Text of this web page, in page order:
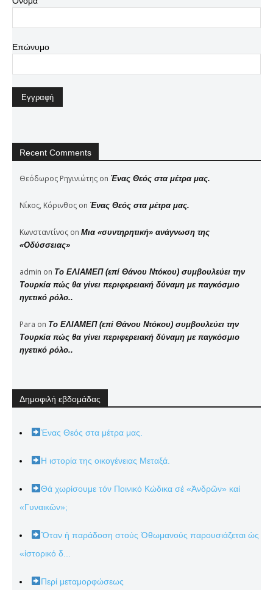
Επώνυμο
Recent Comments
Θεόδωρος Ρηγινιώτης on Ένας Θεός στα μέτρα μας.
Νίκος, Κόρινθος on Ένας Θεός στα μέτρα μας.
Κωνσταντίνος on Μια «συντηρητική» ανάγνωση της
«Οδύσσειας»
admin on Το ΕΛΙΑΜΕΠ (επί Θάνου Ντόκου) συμβουλεύει την
Τουρκία πώς θα γίνει περιφερειακή δύναμη με παγκόσμιο
ηγετικό ρόλο..
Para on Το ΕΛΙΑΜΕΠ (επί Θάνου Ντόκου) συμβουλεύει την
Τουρκία πώς θα γίνει περιφερειακή δύναμη με παγκόσμιο
ηγετικό ρόλο..
Δημοφιλή εβδομάδας
Ένας Θεός στα μέτρα μας.
Η ιστορία της οικογένειας Μεταξά.
Θά χωρίσουμε τόν Ποινικό Κώδικα σέ «Ἀνδρῶν» καί
«Γυναικῶν»;
Ὅταν ἡ παράδοση στούς Ὀθωμανούς παρουσιάζεται ὡς
«ἱστορικό δ...
Περί μεταμορφώσεως